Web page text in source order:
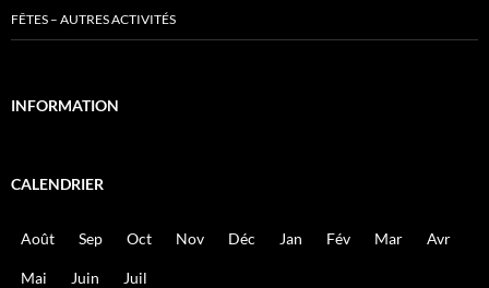
FÊTES – AUTRES ACTIVITÉS
INFORMATION
CALENDRIER
Août Sep Oct Nov Déc Jan Fév Mar Avr
Mai Juin Juil